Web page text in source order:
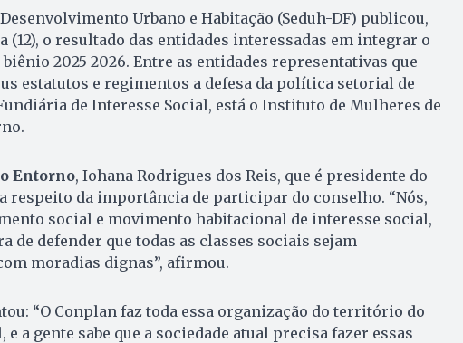
Urbano e Habitação (Seduh-DF) publicou,
(12), o resultado das entidades interessadas em integrar o
2025-2026. Entre as entidades representativas que
estatutos e regimentos a defesa da política setorial de
de Interesse Social, está o Instituto de Mulheres de
Entorno, Iohana Rodrigues dos Reis, que é presidente do
respeito da importância de participar do conselho. “Nós,
social e movimento habitacional de interesse social,
de defender que todas as classes sociais sejam
moradias dignas”, afirmou.
“O Conplan faz toda essa organização do território do
a gente sabe que a sociedade atual precisa fazer essas